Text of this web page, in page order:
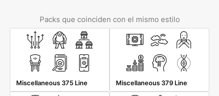
Packs que coinciden con el mismo estilo
Miscellaneous 375 Line Miscellaneous 379 Line